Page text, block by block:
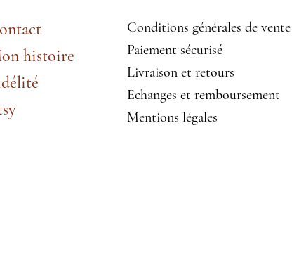
histoire
Conditions générales de vente
Paiement sécurisé
Livraison et retours
Echanges et remboursement
Mentions légales